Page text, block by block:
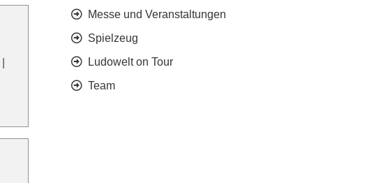
Messe und Veranstaltungen
Spielzeug
Ludowelt on Tour
Team